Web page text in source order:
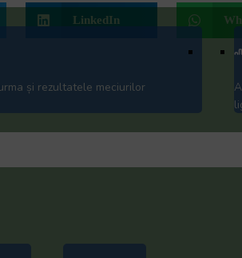
și rezultatele meciurilor
LinkedIn